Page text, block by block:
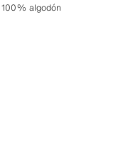
100% algodón